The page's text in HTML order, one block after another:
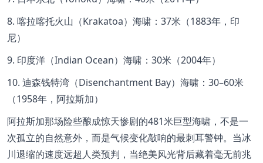
8. 喀拉喀托火山（Krakatoa）海啸： 37米（1883年，印
尼）
9. 印度洋（Indian Ocean）海啸： 30米（2004年）
10. 迪森钱特湾（Disenchantment Bay）海啸： 30–60米
（1958年，阿拉斯加）
阿拉斯加那场险些酿成惊天惨剧的481米巨型海啸，不是一
次孤立的自然意外，而是气候变化敲响的最刺耳警钟。当冰
川退缩的速度远超人类预判，当绝美风光背后藏着毫无前兆